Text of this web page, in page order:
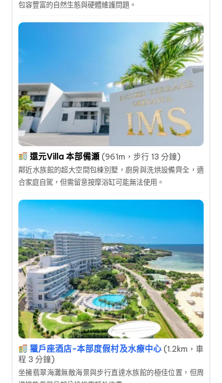
包容豐富的自然生態與硬體維護問題。
還元Villa 本部備瀬 (961m，步行 13 分鐘)
鄰近水族館的超大空間包棟別墅，廚房與洗烘設備齊全，適
合家庭自駕，但需留意按摩浴缸可能無法使用。
獵戶座酒店-本部度假村及水療中心 (1.2km，車
程 3 分鐘)
坐擁翡翠海灘無敵海景與步行直達水族館的極佳位置，但周